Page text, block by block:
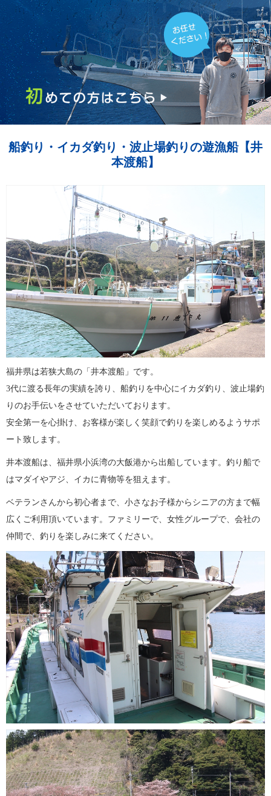
船釣り・イカダ釣り・波止場釣りの遊漁船【井
本渡船】
福井県は若狭大島の「井本渡船」です。
3代に渡る長年の実績を誇り、船釣りを中心にイカダ釣り、波止場釣
りのお手伝いをさせていただいております。
安全第一を心掛け、お客様が楽しく笑顔で釣りを楽しめるようサポ
ート致します。
井本渡船は、福井県小浜湾の大飯港から出船しています。釣り船で
はマダイやアジ、イカに青物等を狙えます。
ベテランさんから初心者まで、小さなお子様からシニアの方まで幅
広くご利用頂いています。ファミリーで、女性グループで、会社の
仲間で、釣りを楽しみに来てください。